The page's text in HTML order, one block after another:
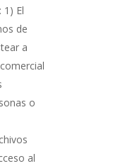
1) El
de
a
o
al